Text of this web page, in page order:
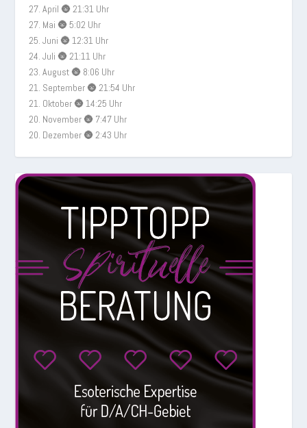
27. April 🌚 21:31 Uhr
27. Mai 🌚 5:02 Uhr
25. Juni 🌚 12:31 Uhr
24. Juli 🌚 21:11 Uhr
23. August 🌚 8:06 Uhr
21. September 🌚 21:54 Uhr
21. Oktober 🌚 14:25 Uhr
20. November 🌚 7:47 Uhr
20. Dezember 🌚 2:43 Uhr